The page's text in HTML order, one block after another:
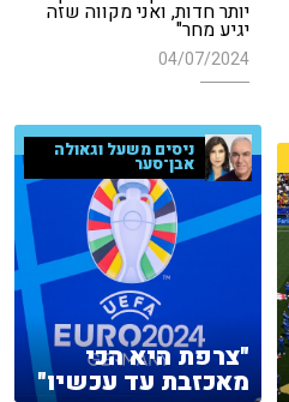
יותר חדות, ואני מקווה שזה
יגיע מחר"
04/07/2024
ניסים משעל וגאולה
אבן־סער
"צרפת היא הכי
מאכזבת עד עכשיו"